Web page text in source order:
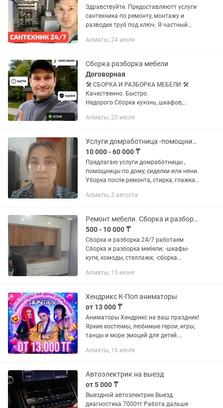
Здравствуйте. Предоставляютт услуги
сантехника по ремонту, монтажу и
разводке труб под ключ. Я частный
Справляюсь с широким спектром
Алматы, 24 июля
Сборка разборка мебели
Договорная
🛠️ СБОРКА И РАЗБОРКА МЕБЕЛИ 🛠️
Качественно. Быстро.
Недорого.Сборка кухонь, шкафов,
мебели при переездах.Ремонт и замена
выходных. Выезд...
Алматы, 20 июля
Услуги домработница -помощница по дому.
10 000 - 60 000 ₸
Предлагаю услуги домработницы ,
помощницы по дому, сиделки или няни.
Уборка после ремонта, стирка, глажка ,
помещений. Готовлю любые блюда .
Алматы, 2 августа
Ремонт мебели. Сборка и разборка мебели Алматы. Мелькие ремонты тоже есть
500 - 10 000 ₸
Сборка и разборка 24/7 работаем
Сборка и разборка мебели; -шкафы-
купе, комоды, стеллажи; -сборка
диванов, спальный; -сборка мебели в
Алматы, 15 июня
Хендрикс К-Поп аниматоры
от 13 000 ₸
Аниматоры Хендрикс на ваш праздник!
Яркие костюмы, любимые герои, игры,
танцы и море эмоций для детей.
Алматы, 16 июля
Автоэлектрик на выезд
от 5 000 ₸
Выездной автоэлектрик Выезд
диагностика 7000тг Работа дальше